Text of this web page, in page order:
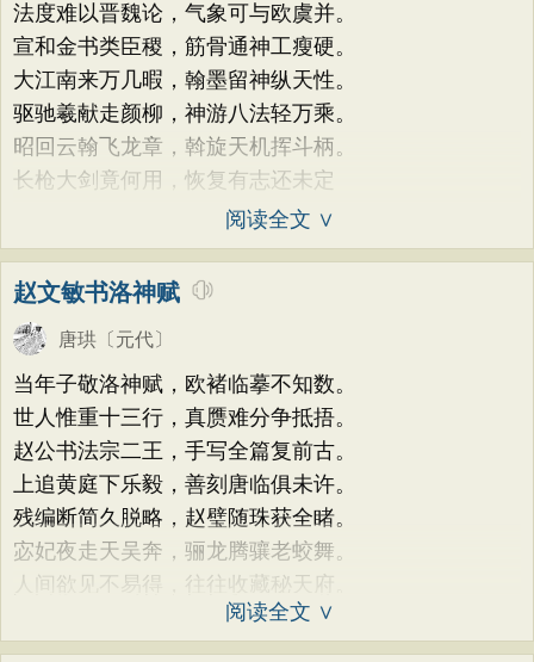
法度难以晋魏论，气象可与欧虞并。
宣和金书类臣稷，筋骨通神工瘦硬。
大江南来万几暇，翰墨留神纵天性。
驱驰羲献走颜柳，神游八法轻万乘。
昭回云翰飞龙章，斡旋天机挥斗柄。
长枪大剑竟何用，恢复有志还未定
阅读全文 ∨
赵文敏书洛神赋
唐珙 〔元代〕
当年子敬洛神赋，欧褚临摹不知数。
世人惟重十三行，真赝难分争抵捂。
赵公书法宗二王，手写全篇复前古。
上追黄庭下乐毅，善刻唐临俱未许。
残编断简久脱略，赵璧随珠获全睹。
宓妃夜走天吴奔，骊龙腾骧老蛟舞。
人间欲见不易得，往往收藏秘天府。
阅读全文 ∨